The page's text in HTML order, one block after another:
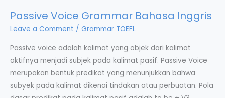
Passive Voice Grammar Bahasa Inggris
Leave a Comment / Grammar TOEFL
Passive voice adalah kalimat yang objek dari kalimat
aktifnya menjadi subjek pada kalimat pasif. Passive Voice
merupakan bentuk predikat yang menunjukkan bahwa
subyek pada kalimat dikenai tindakan atau perbuatan. Pola